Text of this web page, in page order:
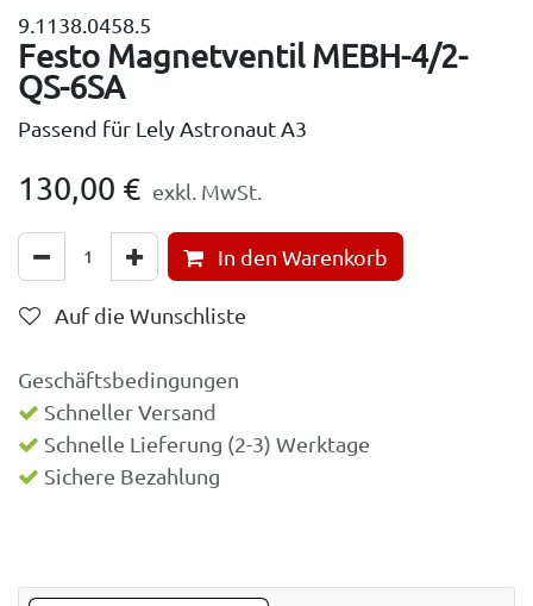
9.1138.0458.5
Festo Magnetventil MEBH-4/2-
QS-6SA
Passend für Lely Astronaut A3
130,00 € exkl. MwSt.
In den Warenkorb
Auf die Wunschliste
Geschäftsbedingungen
Schneller Versand
Schnelle Lieferung (2-3) Werktage
Sichere Bezahlung